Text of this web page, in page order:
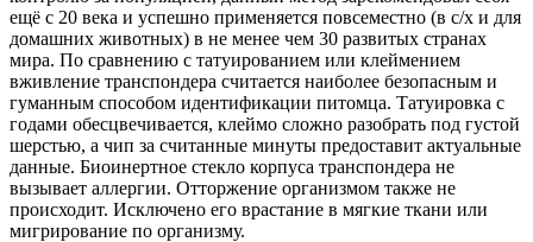
ещё с 20 века и успешно применяется повсеместно (в с/х и для
домашних животных) в не менее чем 30 развитых странах
мира. По сравнению с татуированием или клеймением
вживление транспондера считается наиболее безопасным и
гуманным способом идентификации питомца. Татуировка с
годами обесцвечивается, клеймо сложно разобрать под густой
шерстью, а чип за считанные минуты предоставит актуальные
данные. Биоинертное стекло корпуса транспондера не
вызывает аллергии. Отторжение организмом также не
происходит. Исключено его врастание в мягкие ткани или
мигрирование по организму.